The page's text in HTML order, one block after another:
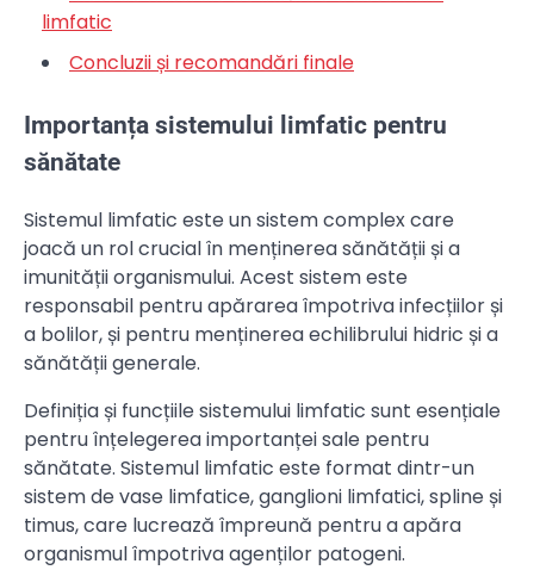
limfatic
Concluzii și recomandări finale
Importanța sistemului limfatic pentru
sănătate
Sistemul limfatic este un sistem complex care
joacă un rol crucial în menținerea sănătății și a
imunității organismului. Acest sistem este
responsabil pentru apărarea împotriva infecțiilor și
a bolilor, și pentru menținerea echilibrului hidric și a
sănătății generale.
Definiția și funcțiile sistemului limfatic sunt esențiale
pentru înțelegerea importanței sale pentru
sănătate. Sistemul limfatic este format dintr-un
sistem de vase limfatice, ganglioni limfatici, spline și
timus, care lucrează împreună pentru a apăra
organismul împotriva agenților patogeni.